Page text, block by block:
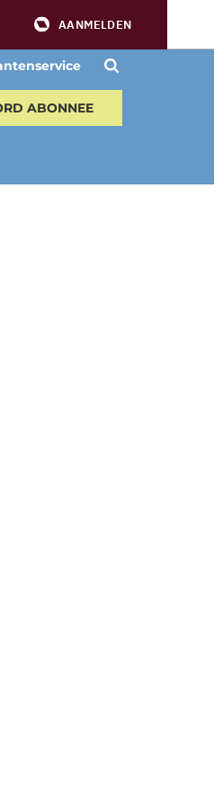
AANMELDEN
ABONNEE